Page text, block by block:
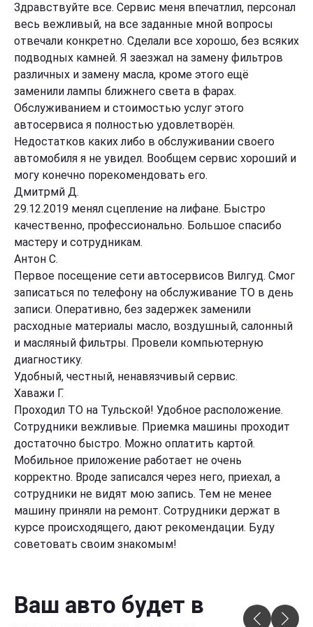
Здравствуйте все. Сервис меня впечатлил, персонал
весь вежливый, на все заданные мной вопросы
отвечали конкретно. Сделали все хорошо, без всяких
подводных камней. Я заезжал на замену фильтров
различных и замену масла, кроме этого ещё
заменили лампы ближнего света в фарах.
Обслуживанием и стоимостью услуг этого
автосервиса я полностью удовлетворён.
Недостатков каких либо в обслуживании своего
автомобиля я не увидел. Вообщем сервис хороший и
могу конечно порекомендовать его.
Дмитрмй Д.
29.12.2019 менял сцепление на лифане. Быстро
качественно, профессионально. Большое спасибо
мастеру и сотрудникам.
Антон С.
Первое посещение сети автосервисов Вилгуд. Смог
записаться по телефону на обслуживание ТО в день
записи. Оперативно, без задержек заменили
расходные материалы масло, воздушный, салонный
и масляный фильтры. Провели компьютерную
диагностику.
Удобный, честный, ненавязчивый сервис.
Хаважи Г.
Проходил ТО на Тульской! Удобное расположение.
Сотрудники вежливые. Приемка машины проходит
достаточно быстро. Можно оплатить картой.
Мобильное приложение работает не очень
корректно. Вроде записался через него, приехал, а
сотрудники не видят мою запись. Тем не менее
машину приняли на ремонт. Сотрудники держат в
курсе происходящего, дают рекомендации. Буду
советовать своим знакомым!
Ваш авто будет в